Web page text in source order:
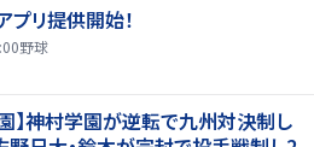
リ提供開始！
野球
】神村学園が逆転で九州対決制し